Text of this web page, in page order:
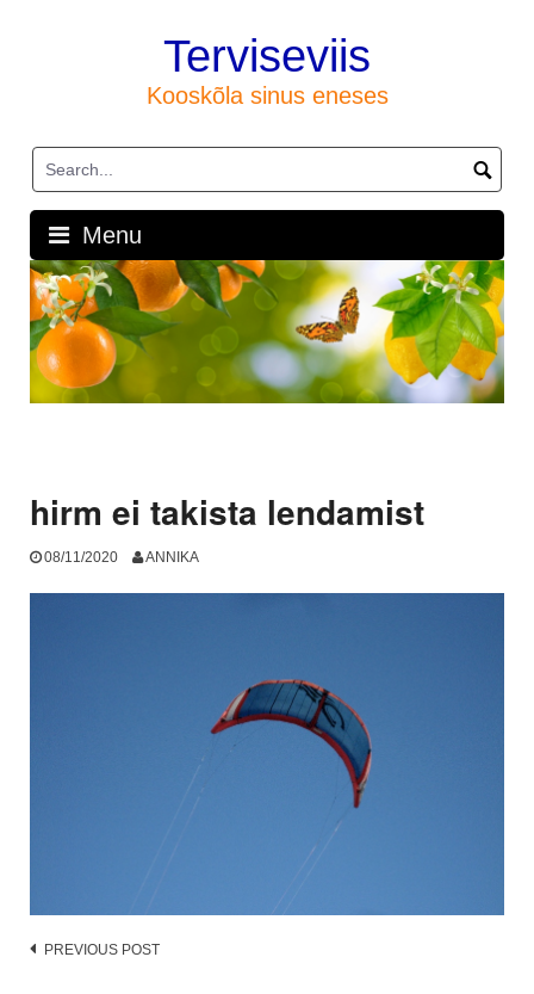
Terviseviis
Kooskõla sinus eneses
Menu
hirm ei takista lendamist
08/11/2020 ANNIKA
Post
PREVIOUS POST